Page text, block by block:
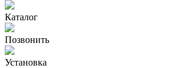
Каталог
Позвонить
Установка